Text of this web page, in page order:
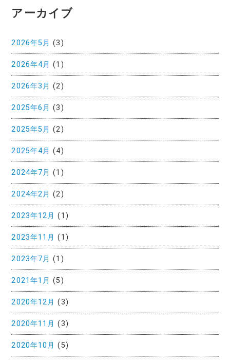
アーカイブ
2026年5月 (3)
2026年4月 (1)
2026年3月 (2)
2025年6月 (3)
2025年5月 (2)
2025年4月 (4)
2024年7月 (1)
2024年2月 (2)
2023年12月 (1)
2023年11月 (1)
2023年7月 (1)
2021年1月 (5)
2020年12月 (3)
2020年11月 (3)
2020年10月 (5)